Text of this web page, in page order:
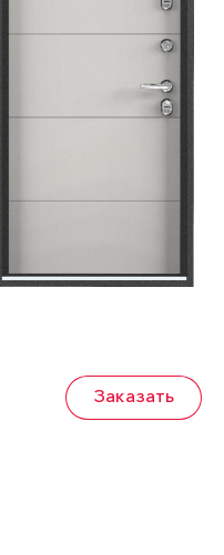
Заказать